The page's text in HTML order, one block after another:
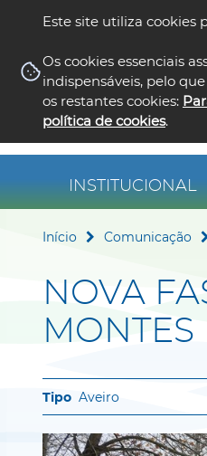
Este site utiliza cookies
Os cookies essenciais
indispensáveis, pelo
os restantes cookies:
política de cookies.
INSTITUCIONAL
Início Comunicação
NOVA
Aveiro